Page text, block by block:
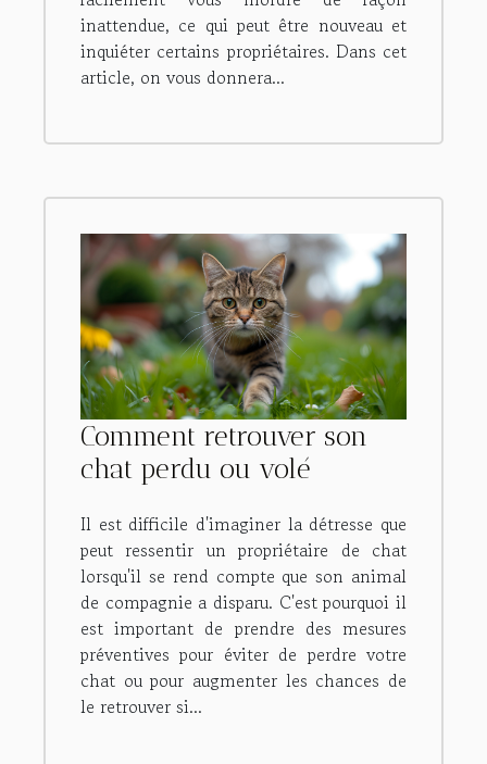
inattendue, ce qui peut être nouveau et
inquiéter certains propriétaires. Dans cet
article, on vous donnera...
Comment retrouver son
chat perdu ou volé
Il est difficile d'imaginer la détresse que
peut ressentir un propriétaire de chat
lorsqu'il se rend compte que son animal
de compagnie a disparu. C'est pourquoi il
est important de prendre des mesures
préventives pour éviter de perdre votre
chat ou pour augmenter les chances de
le retrouver si...